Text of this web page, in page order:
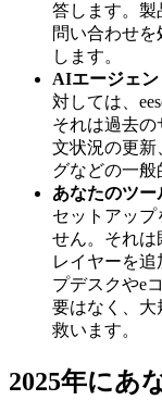
答します。製
問い合わせ
します。
AIエージェン
対しては、
それは過去
文状況の更新
グなどの一般
あなたのツー
セットアップ
せん。それは
レイヤーを
プデスクやe
要はなく、大
救います。
2025年にあ